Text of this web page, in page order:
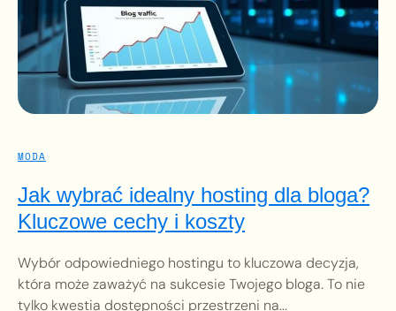
MODA
Jak wybrać idealny hosting dla bloga?
Kluczowe cechy i koszty
Wybór odpowiedniego hostingu to kluczowa decyzja,
która może zaważyć na sukcesie Twojego bloga. To nie
tylko kwestia dostępności przestrzeni na...